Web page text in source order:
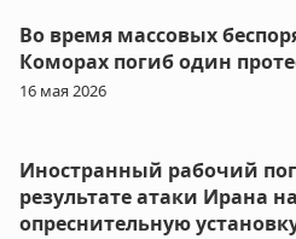
Во время массовых
Коморах погиб один
16 мая 2026
Иностранный рабочий
результате атаки Ирана на
опреснительную